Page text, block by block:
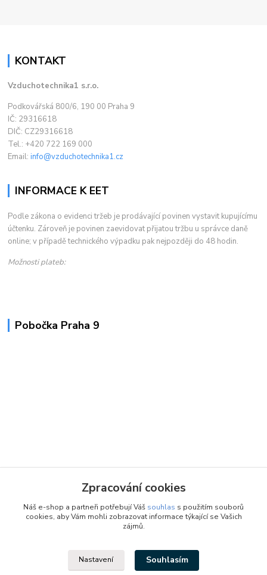
KONTAKT
Vzduchotechnika1 s.r.o.
Podkovářská 800/6, 190 00 Praha 9
IČ: 29316618
DIČ: CZ29316618
Tel.: +420 722 169 000
Email:info@vzduchotechnika1.cz
INFORMACE K EET
Podle zákona o evidenci tržeb je prodávající povinen vystavit kupujícímu
účtenku. Zároveň je povinen zaevidovat přijatou tržbu u správce daně
online; v případě technického výpadku pak nejpozději do 48 hodin.
Možnosti plateb:
Pobočka Praha 9
Zpracování cookies
Náš e-shop a partneři potřebují Váš souhlas s použitím souborů
cookies, aby Vám mohli zobrazovat informace týkající se Vašich
zájmů.
Nastavení Souhlasím